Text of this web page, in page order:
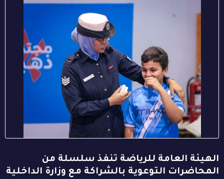
الهيئة العامة للرياضة تنفذ سلسلة من
المحاضرات التوعوية بالشراكة مع وزارة الداخلية